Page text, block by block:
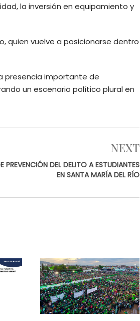
la inversión en equipamiento y
quien vuelve a posicionarse dentro
presencia importante de
un escenario político plural en
NEXT
PREVENCIÓN DEL DELITO A ESTUDIANTES
EN SANTA MARÍA DEL RÍO